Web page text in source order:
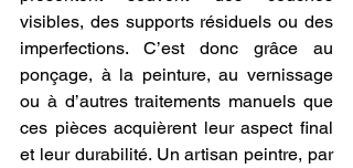
visibles, des supports résiduels ou des
imperfections. C’est donc grâce au
ponçage, à la peinture, au vernissage
ou à d’autres traitements manuels que
ces pièces acquièrent leur aspect final
et leur durabilité. Un artisan peintre, par